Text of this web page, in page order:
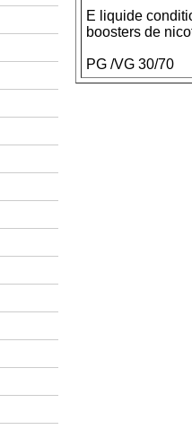
E liquide
boosters de
PG /VG 30/70